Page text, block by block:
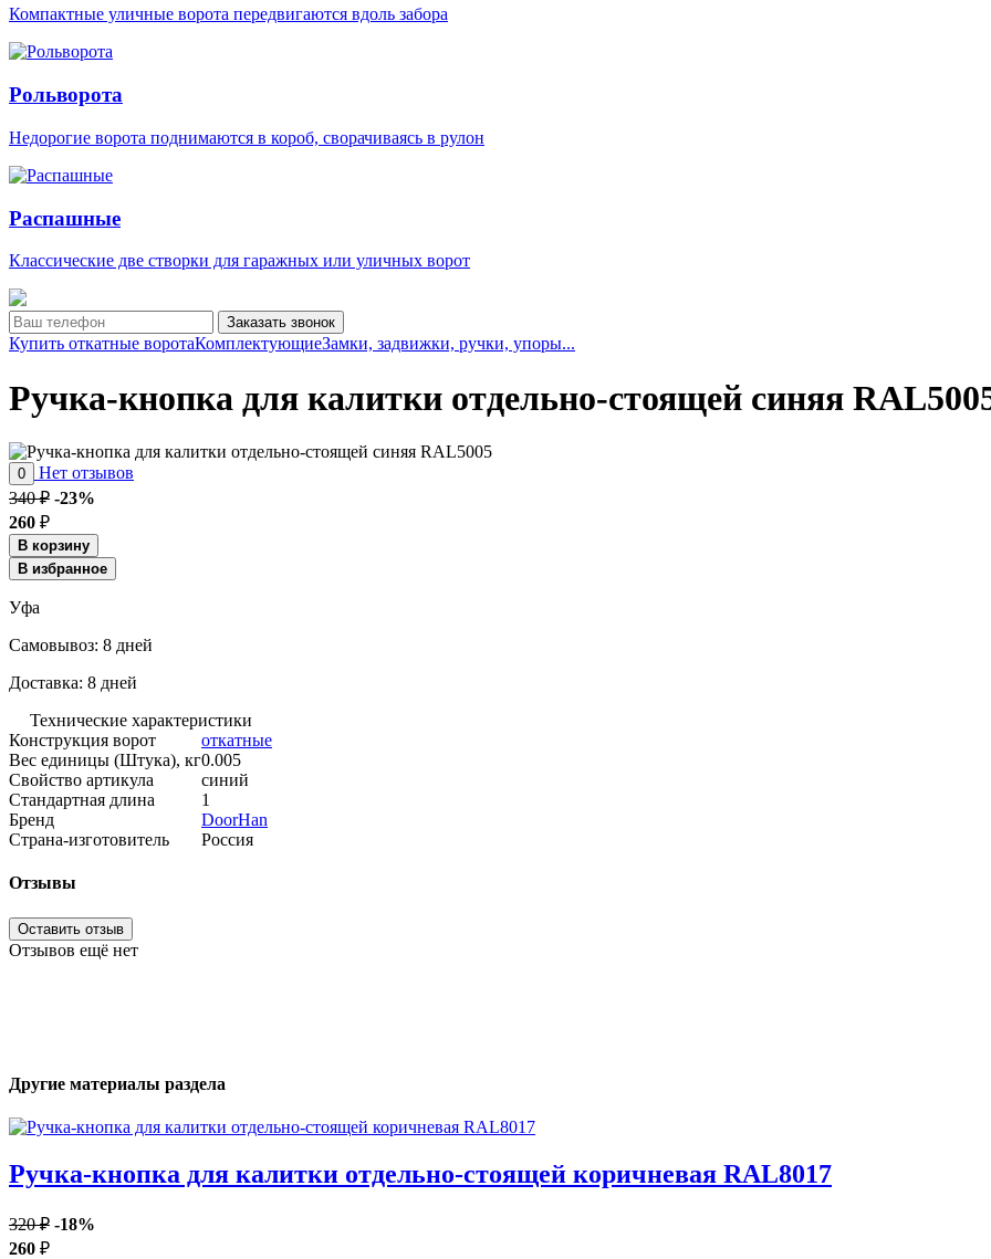
Компактные уличные ворота передвигаются вдоль забора
Рольворота
Недорогие ворота поднимаются в короб, сворачиваясь в рулон
Распашные
Классические две створки для гаражных или уличных ворот
Заказать звонок
Купить откатные воротаКомплектующиеЗамки, задвижки, ручки, упоры...
Ручка-кнопка для калитки отдельно-стоящей синяя
0
Нет отзывов
340 ₽ -23%
260 ₽
В корзину
В избранное
Уфа
Cамовывоз: 8 дней
Доставка: 8 дней
Технические характеристики
Конструкция ворот
откатные
Вес единицы (Штука), кг0.005
Свойство артикула
синий
Стандартная длина
1
Бренд
DoorHan
Страна-изготовитель
Россия
Отзывы
Оставить отзыв
Отзывов ещё нет
Другие материалы раздела
Ручка-кнопка для калитки отдельно-стоящей коричневая RAL8017
320 ₽ -18%
260 ₽